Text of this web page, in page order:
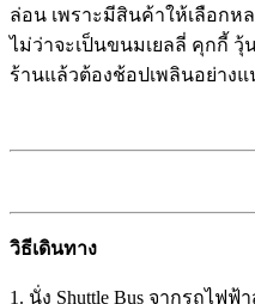
ล่อน เพราะมีสินค้าให้เลือกห
ไม่ว่าจะเป็นขนมเยลลี่ คุกกี้
ร้านแล้วต้องช้อปเพลินอย่าง
วิธีเดินทาง
1. นั่ง Shuttle Bus จากรถไฟ